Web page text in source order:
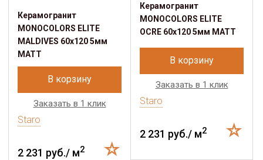
Керамогранит
MONOCOLORS ELITE
MALDIVES 60х120 5мм
MATT
В корзину
Заказать в 1 клик
Staro
2 231 руб./ м2
Керамогранит
MONOCOLORS ELITE
OCRE 60х120 5мм MATT
В корзину
Заказать в 1 клик
Staro
2 231 руб./ м2